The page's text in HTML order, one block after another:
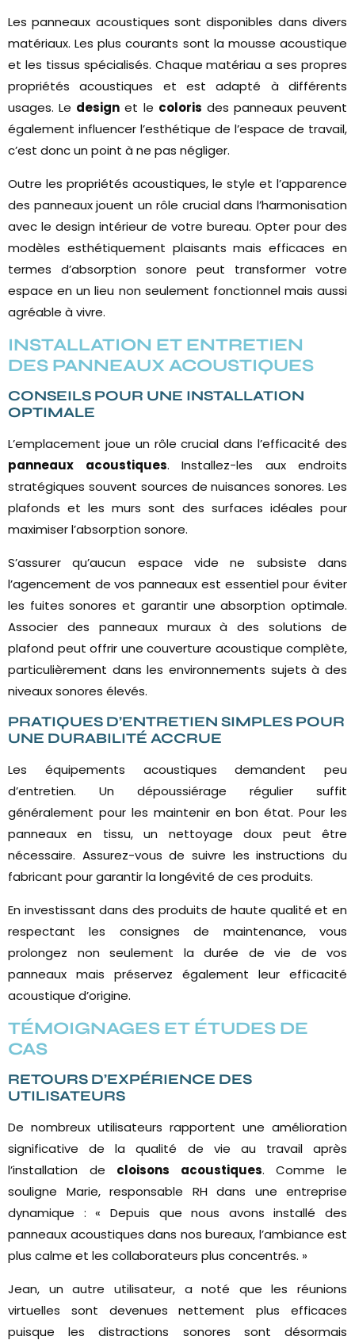
Les panneaux acoustiques sont disponibles dans divers
matériaux. Les plus courants sont la mousse acoustique
et les tissus spécialisés. Chaque matériau a ses propres
propriétés acoustiques et est adapté à différents
usages. Le design et le coloris des panneaux peuvent
également influencer l’esthétique de l’espace de travail,
c’est donc un point à ne pas négliger.
Outre les propriétés acoustiques, le style et l’apparence
des panneaux jouent un rôle crucial dans l’harmonisation
avec le design intérieur de votre bureau. Opter pour des
modèles esthétiquement plaisants mais efficaces en
termes d’absorption sonore peut transformer votre
espace en un lieu non seulement fonctionnel mais aussi
agréable à vivre.
INSTALLATION ET ENTRETIEN
DES PANNEAUX ACOUSTIQUES
CONSEILS POUR UNE INSTALLATION
OPTIMALE
L’emplacement joue un rôle crucial dans l’efficacité des
panneaux acoustiques. Installez-les aux endroits
stratégiques souvent sources de nuisances sonores. Les
plafonds et les murs sont des surfaces idéales pour
maximiser l’absorption sonore.
S’assurer qu’aucun espace vide ne subsiste dans
l’agencement de vos panneaux est essentiel pour éviter
les fuites sonores et garantir une absorption optimale.
Associer des panneaux muraux à des solutions de
plafond peut offrir une couverture acoustique complète,
particulièrement dans les environnements sujets à des
niveaux sonores élevés.
PRATIQUES D’ENTRETIEN SIMPLES POUR
UNE DURABILITÉ ACCRUE
Les équipements acoustiques demandent peu
d’entretien. Un dépoussiérage régulier suffit
généralement pour les maintenir en bon état. Pour les
panneaux en tissu, un nettoyage doux peut être
nécessaire. Assurez-vous de suivre les instructions du
fabricant pour garantir la longévité de ces produits.
En investissant dans des produits de haute qualité et en
respectant les consignes de maintenance, vous
prolongez non seulement la durée de vie de vos
panneaux mais préservez également leur efficacité
acoustique d’origine.
TÉMOIGNAGES ET ÉTUDES DE
CAS
RETOURS D’EXPÉRIENCE DES
UTILISATEURS
De nombreux utilisateurs rapportent une amélioration
significative de la qualité de vie au travail après
l’installation de cloisons acoustiques. Comme le
souligne Marie, responsable RH dans une entreprise
dynamique : « Depuis que nous avons installé des
panneaux acoustiques dans nos bureaux, l’ambiance est
plus calme et les collaborateurs plus concentrés. »
Jean, un autre utilisateur, a noté que les réunions
virtuelles sont devenues nettement plus efficaces
puisque les distractions sonores sont désormais